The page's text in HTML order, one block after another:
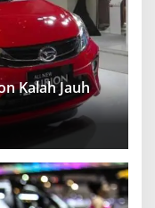
Kalah Jauh